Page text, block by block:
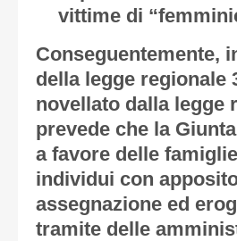
vittime di
Conseguentemente,
della legge regionale
novellato dalla legge
prevede che la
a favore delle
individui con
assegnazione ed
tramite delle